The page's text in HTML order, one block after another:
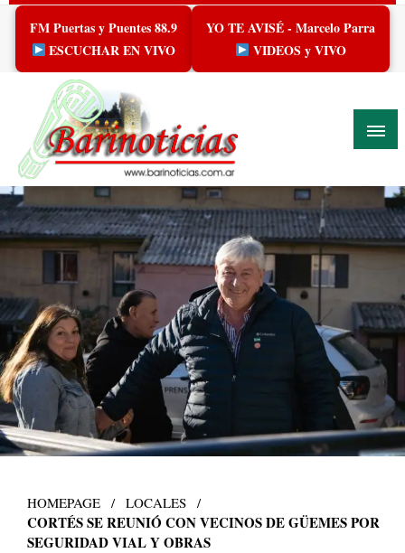
Skip
content
FM Puertas y Puentes 88.9
ESCUCHAR EN VIVO
YO TE AVISÉ - Marcelo Parra
VIDEOS y VIVO
HOMEPAGE LOCALES
CORTÉS SE REUNIÓ CON VECINOS DE GÜEMES POR
SEGURIDAD VIAL Y OBRAS